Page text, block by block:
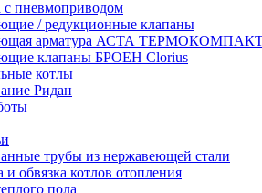
с пневмоприводом
/ редукционные клапаны
арматура АСТА
клапаны БРОЕН Clorius
котлы
Ридан
трубы из нержавеющей стали
и обвязка котлов отопления
пола